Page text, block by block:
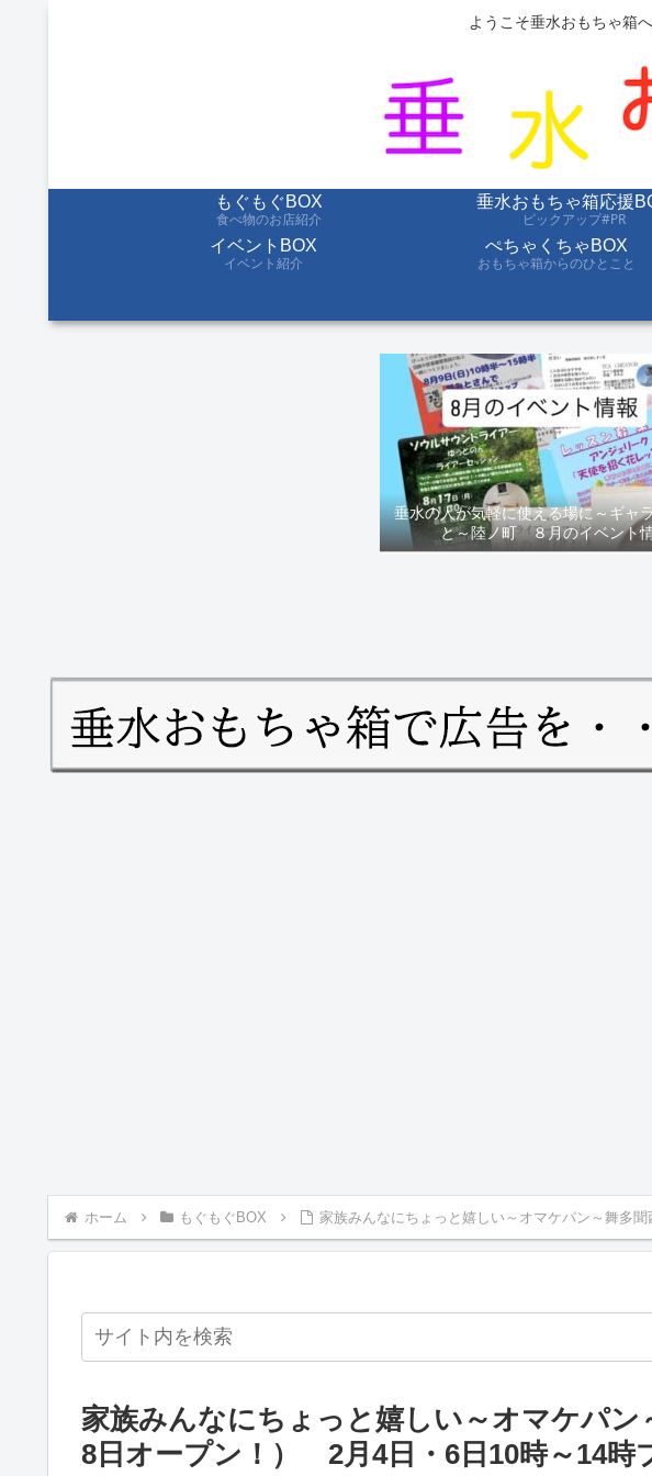
ようこそ垂水おもちゃ箱
もぐもぐBOX
食べ物のお店紹介
垂水おもちゃ箱応援
ピックアップ#PR
イベントBOX
イベント紹介
ぺちゃくちゃBOX
おもちゃ箱からのひとこと
垂水の人が気軽に使える場に～ギャ
と～陸ノ町 ８月のイベント
ホーム もぐもぐBOX 家族みんなにちょっと嬉しい～オマケパン～舞多
家族みんなにちょっと嬉しい～オマケパン
8日オープン！） 2月4日・6日10時～14時